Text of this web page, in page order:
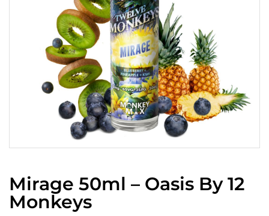
Mirage 50ml – Oasis By 12
Monkeys